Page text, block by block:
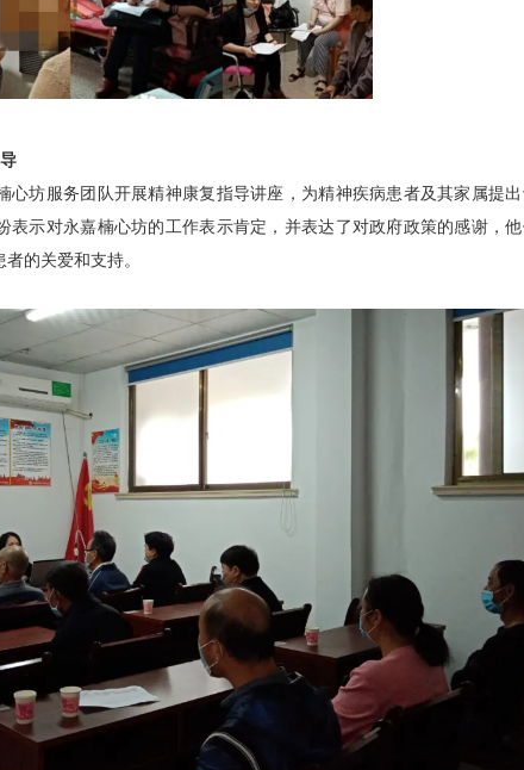
心坊服务团队开展精神康复指导讲座，为精神疾病患者及其家属提
表示对永嘉楠心坊的工作表示肯定，并表达了对政府政策的感谢，
的关爱和支持。